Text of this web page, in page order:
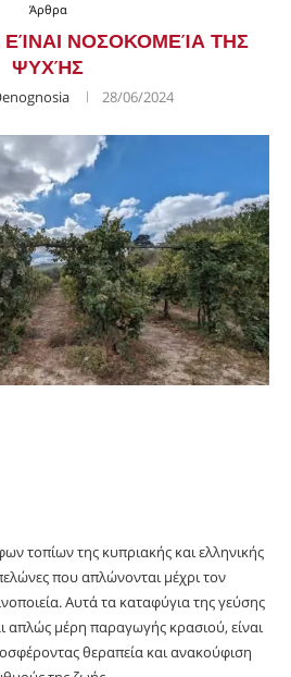
Άρθρα
ΕΊΝΑΙ ΝΟΣΟΚΟΜΕΊΑ ΤΗΣ
ΨΥΧΉΣ
28/06/2024
τοπίων της κυπριακής και ελληνικής
που απλώνονται μέχρι τον
Αυτά τα καταφύγια της γεύσης
απλώς μέρη παραγωγής κρασιού, είναι
θεραπεία και ανακούφιση